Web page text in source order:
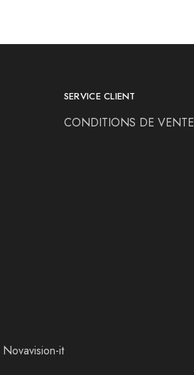
SERVICE CLIENT
CONDITIONS DE VENTE
Novavision-it